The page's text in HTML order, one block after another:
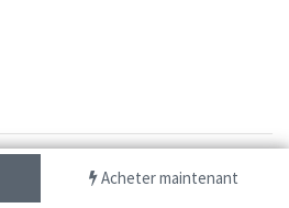
Acheter maintenant